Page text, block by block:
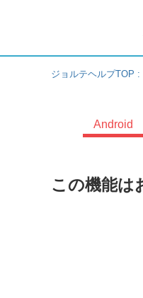
ジョルテヘルプTOP :
Android
この機能は